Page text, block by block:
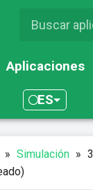
Aplicaciones
ES
» Simulación »